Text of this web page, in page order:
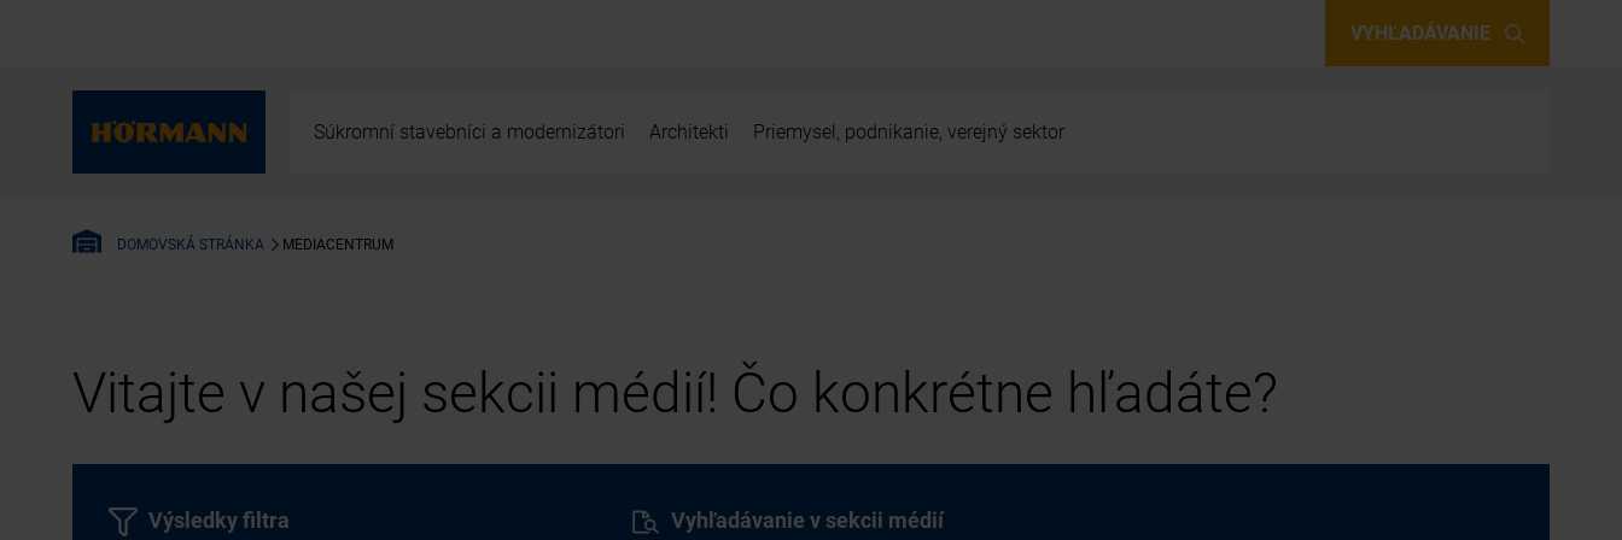
VYHĽADÁVANIE
Súkromní stavebníci a modernizátori Architekti Priemysel, podnikanie, verejný sektor
DOMOVSKÁ STRÁNKA MEDIACENTRUM
Vitajte v našej sekcii médií! Čo konkrétne hľadáte?
Vyhľadávanie v sekcii médií
Výsledky filtra